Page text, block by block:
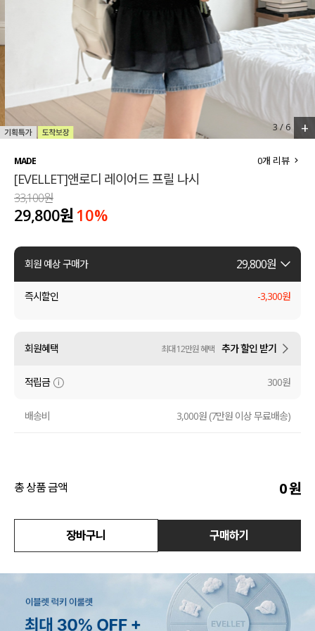
세트할인 ~30%
110사이즈
티셔츠
팬츠
셔츠
원피스
액티브
아우터
블라우스
원피스
팬츠
언더웨어
3/6 +
MADE
[EVELLET]앤로디 레이어드 프릴 나시
0개 리뷰
33,100원
29,800원 10%
회원 예상 구매가 29,800원
즉시할인 -3,300원
회원혜택 최대 12만원 혜택 추가 할인 받기
적립금 300원
배송비 3,000원 (7만원 이상 무료배송)
총 상품 금액 0원
장바구니 구매하기